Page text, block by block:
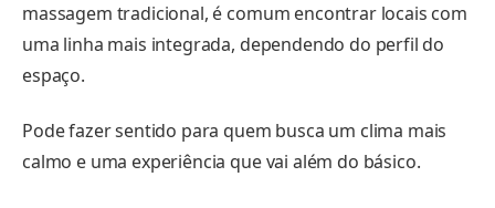
massagem tradicional, é comum encontrar locais com
uma linha mais integrada, dependendo do perfil do
espaço.
Pode fazer sentido para quem busca um clima mais
calmo e uma experiência que vai além do básico.